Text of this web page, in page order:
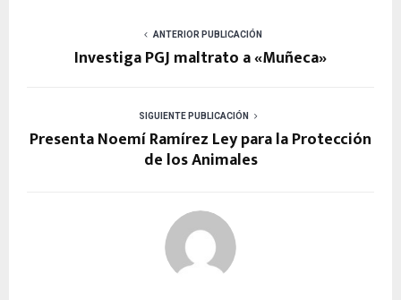
ANTERIOR PUBLICACIÓN
Investiga PGJ maltrato a «Muñeca»
SIGUIENTE PUBLICACIÓN
Presenta Noemí Ramírez Ley para la Protección
de los Animales